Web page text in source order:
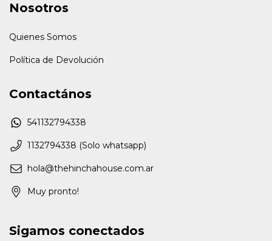
Nosotros
Quienes Somos
Política de Devolución
Contactános
541132794338
1132794338 (Solo whatsapp)
hola@thehinchahouse.com.ar
Muy pronto!
Sigamos conectados